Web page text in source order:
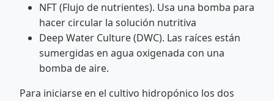
NFT (Flujo de nutrientes). Usa una bomba para
hacer circular la solución nutritiva
Deep Water Culture (DWC). Las raíces están
sumergidas en agua oxigenada con una
bomba de aire.
Para iniciarse en el cultivo hidropónico los dos